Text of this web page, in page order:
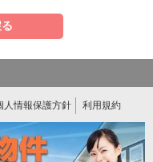
人情報保護方針 利用規約